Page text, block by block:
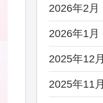
2026年2月
2026年1月
2025年12月
2025年11月